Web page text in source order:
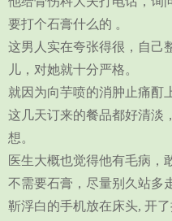
要打个石膏什么的 。
这男人实在夸张得很，自己
儿，对她就十分严格。
就因为向芋喷的消肿止痛酊
这几天订来的餐品都好清淡
想。
医生大概也觉得他有毛病，
不需要石膏，尽量别久站多
靳浮白的手机放在床头, 开了